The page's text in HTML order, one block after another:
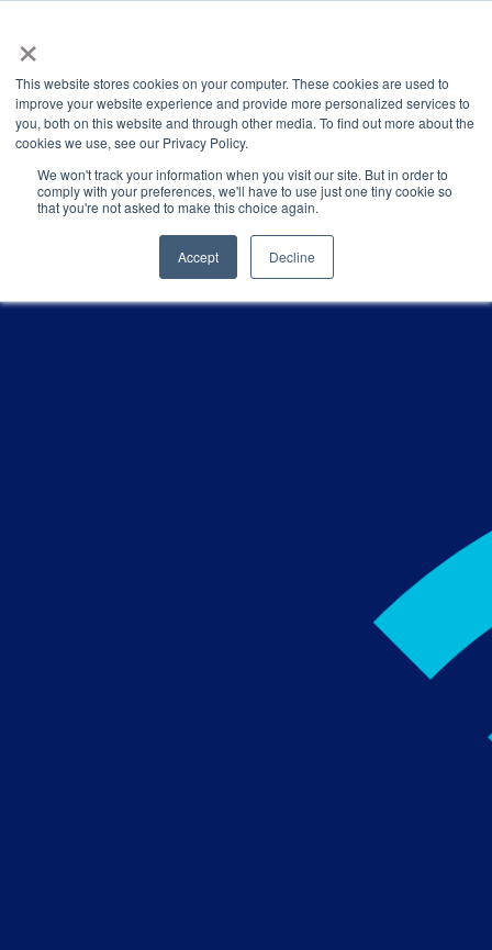
×
This website stores cookies on your computer. These cookies are used to
improve your website experience and provide more personalized services to
you, both on this website and through other media. To find out more about the
cookies we use, see our Privacy Policy.
We won't track your information when you visit our site. But in order to
comply with your preferences, we'll have to use just one tiny cookie so
that you're not asked to make this choice again.
Accept Decline
Latest News